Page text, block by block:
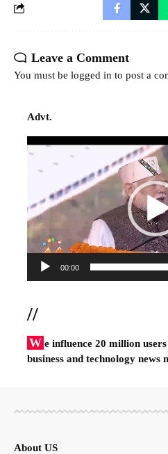
Leave a Comment
You must be logged in to post a
Advt.
Video
00:00
//
W e influence 20 million
business and technology news
About US